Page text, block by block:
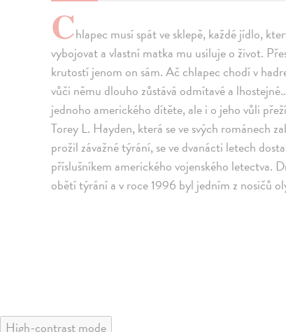
Chlapec musí spát ve sklepě, každé jídlo,
vybojovat a vlastní matka mu usiluje o život.
krutostí jenom on sám. Ač chlapec chodí v
vůči němu dlouho zůstává odmítavé a
jednoho amerického dítěte, ale i o jeho vůli
Torey L. Hayden, která se ve svých románech
prožil závažné týrání, se ve dvanácti letech
příslušníkem amerického vojenského letectva.
obětí týrání a v roce 1996 byl jedním z nosičů
High-contrast mode